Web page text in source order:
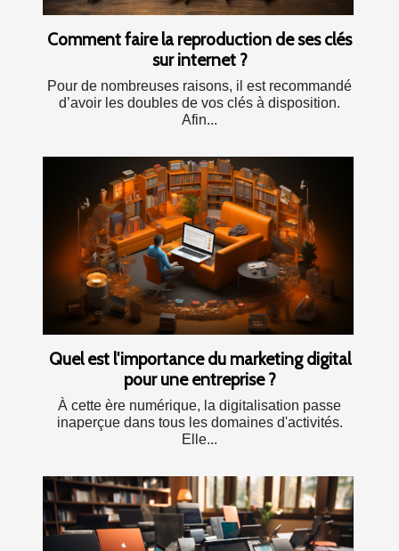
Comment faire la reproduction de ses clés
sur internet ?
Pour de nombreuses raisons, il est recommandé
d’avoir les doubles de vos clés à disposition.
Afin...
Quel est l'importance du marketing digital
pour une entreprise ?
À cette ère numérique, la digitalisation passe
inaperçue dans tous les domaines d'activités.
Elle...